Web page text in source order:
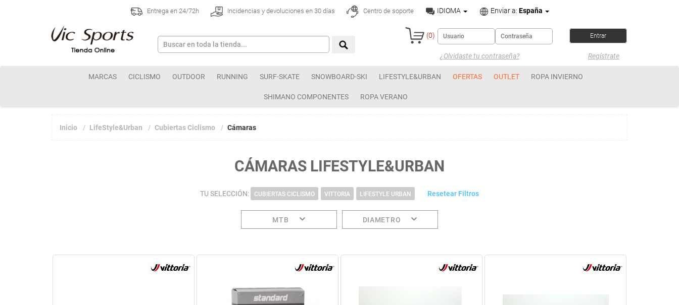
Entrega en 24/72h Incidencias y devoluciones en 30 días Centro de soporte IDIOMA Enviar a: España
(0)
¿Olvidaste tu contraseña? Regístrate
MARCAS CICLISMO OUTDOOR RUNNING SURF-SKATE SNOWBOARD-SKI LIFESTYLE&URBAN OFERTAS OUTLET ROPA INVIERNO
SHIMANO COMPONENTES ROPA VERANO
Inicio LifeStyle&Urban Cubiertas Ciclismo Cámaras
CÁMARAS LIFESTYLE&URBAN
TU SELECCIÓN: CUBIERTAS CICLISMO VITTORIA LIFESTYLE URBAN Resetear Filtros
MTB DIAMETRO